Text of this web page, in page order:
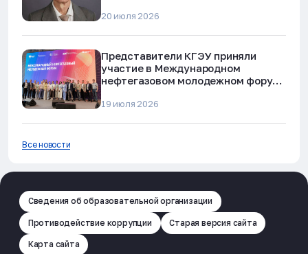
20 июля 2026
Представители КГЭУ приняли
участие в Международном
нефтегазовом молодежном форуме
19 июля 2026
Все новости
Сведения об образовательной организации
Противодействие коррупции Старая версия сайта
Карта сайта